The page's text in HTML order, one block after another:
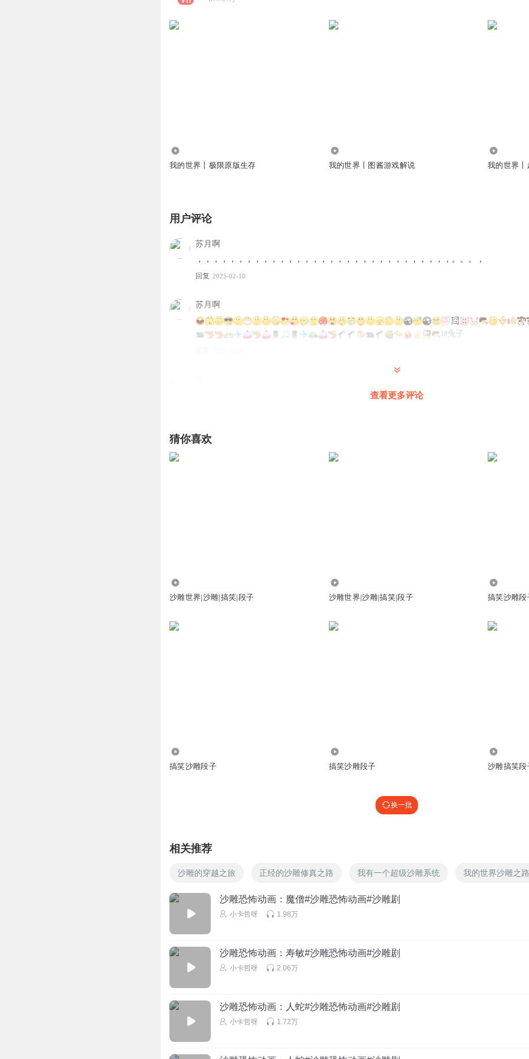
我的世界丨极限原版生存 我的世界丨图酱游戏解说 我的世界
用户评论
苏月啊
，，，，，，，，，，，，，，，，，，，，，，，，，，，，，，，。。。，
回复 2025-02-10
苏月啊
l#兔子
苏月啊
查看更多评论
猜你喜欢
沙雕世界|沙雕|搞笑|段子 沙雕世界|沙雕|搞笑|段子 搞笑沙雕段
搞笑沙雕段子 搞笑沙雕段子 沙雕搞笑段
换一批
相关推荐
沙雕的穿越之旅 正经的沙雕修真之路 我有一个超级沙雕系统 我的世界沙雕之路
沙雕恐怖动画：魔僧#沙雕恐怖动画#沙雕剧
小卡哲呀 1.98万
沙雕恐怖动画：寿敏#沙雕恐怖动画#沙雕剧
小卡哲呀 2.06万
沙雕恐怖动画：人蛇#沙雕恐怖动画#沙雕剧
小卡哲呀 1.72万